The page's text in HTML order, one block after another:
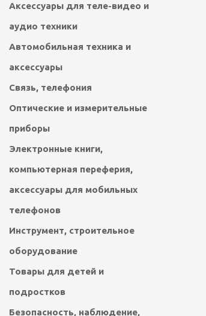
Аксессуары для теле-видео и
аудио техники
Автомобильная техника и
аксессуары
Связь, телефония
Оптические и измерительные
приборы
Электронные книги,
компьютерная переферия,
аксессуары для мобильных
телефонов
Инструмент, строительное
оборудование
Товары для детей и
подростков
Безопасность, наблюдение,